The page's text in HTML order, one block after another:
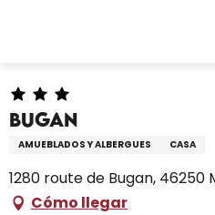
Bugan
AMUEBLADOS Y ALBERGUES CASA
1280 route de Bugan, 46250
Cómo llegar